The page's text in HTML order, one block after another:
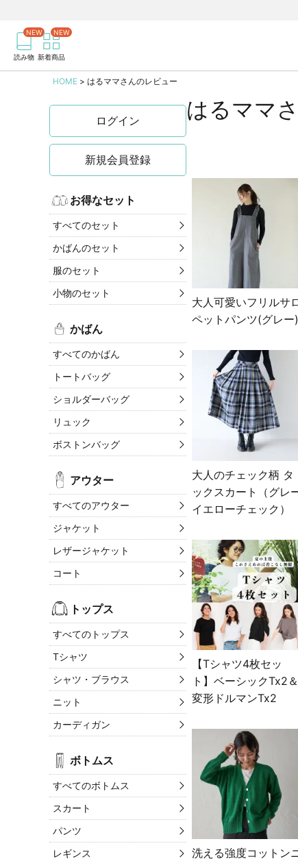
読み物 新着商品
商品を検索
HOME はるママさんのレビュー
ログイン
新規会員登録
お得なセット
すべてのセット
かばんのセット
服のセット
小物のセット
かばん
すべてのかばん
トートバッグ
ショルダーバッグ
リュック
ボストンバッグ
アウター
すべてのアウター
ジャケット
レザージャケット
コート
トップス
すべてのトップス
Tシャツ
シャツ・ブラウス
ニット
カーディガン
ボトムス
すべてのボトムス
スカート
パンツ
レギンス
はるママ
大人可愛いフリルサ
ペットパンツ(グレー)
大人のチェック柄 タ
ックスカート（グレ
イエローチェック）
【Tシャツ4枚セッ
ト】ベーシックTx2＆
変形ドルマンTx2
洗える強度コットン